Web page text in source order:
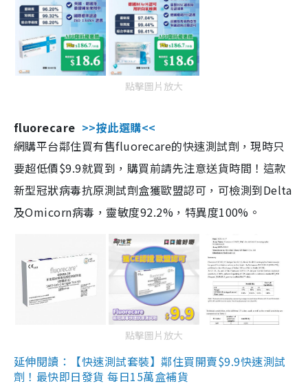
點擊圖片放大
fluorecare >>按此選購<<
網購平台鄰住買有售fluorecare的快速測試劑，現時只
要超低價$9.9就買到，購買前請先注意送貨時間！這款
新型冠狀病毒抗原測試劑盒獲歐盟認可，可檢測到Delta
及Omicorn病毒，靈敏度92.2%，特異度100%。
點擊圖片放大
延伸閱讀：【快速測試套裝】鄰住買開賣$9.9快速測試
劑！最快即日發貨 每日15萬盒補貨